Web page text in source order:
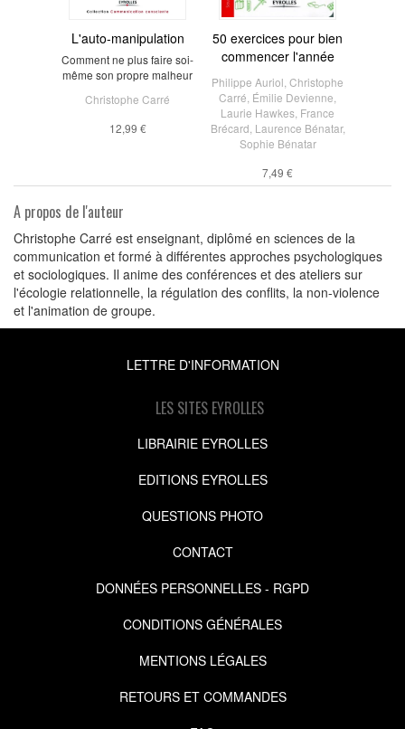
L'auto-manipulation
Comment ne plus faire soi-
même son propre malheur
Christophe Carré
12,99 €
50 exercices pour bien
commencer l'année
Philippe Auriol Christophe
Carré Émilie Devienne
Laurie Hawkes France
Brécard Laurence Bénatar,
Sophie Bénatar
7,49 €
A propos de l'auteur
Christophe Carré est enseignant, diplômé en sciences de la
communication et formé à différentes approches psychologiques
et sociologiques. Il anime des conférences et des ateliers sur
l'écologie relationnelle, la régulation des conflits, la non-violence
et l'animation de groupe.
LETTRE D'INFORMATION
LES SITES EYROLLES
LIBRAIRIE EYROLLES
EDITIONS EYROLLES
QUESTIONS PHOTO
CONTACT
DONNÉES PERSONNELLES - RGPD
CONDITIONS GÉNÉRALES
MENTIONS LÉGALES
RETOURS ET COMMANDES